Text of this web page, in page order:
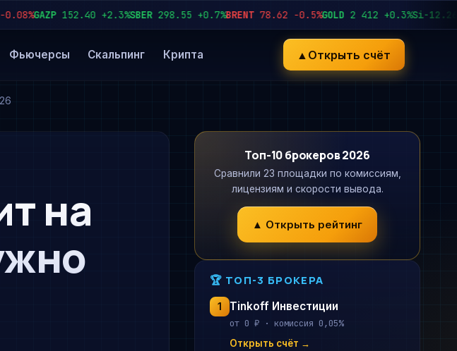
GAZP 152.40 +2.3%SBER 298.55 +0.7%BRENT 78.62 −0.5%GOLD 2 412 +0.3%Si-12.26 92
Фьючерсы Скальпинг Крипта ▲ Открыть счёт
на
Топ-10 брокеров 2026
Сравнили 23 площадки по комиссиям,
лицензиям и скорости вывода.
▲ Открыть рейтинг
🏆 ТОП-3 БРОКЕРА
1 Tinkoff Инвестиции
от 0 ₽ · комиссия 0,05%
Открыть счёт →